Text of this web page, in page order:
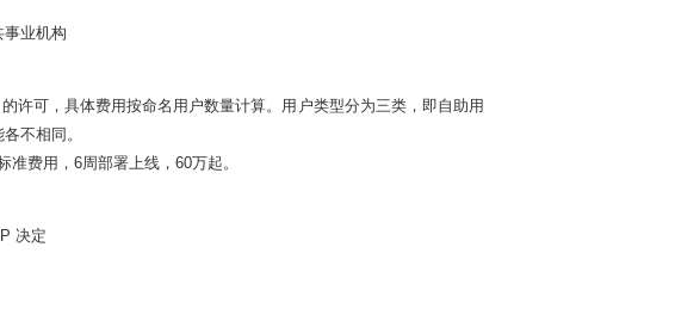
业机构
许可，具体费用按命名用户数量计算。用户类型分为三类，即自助用
不相同。
费用，6周部署上线，60万起。
决定